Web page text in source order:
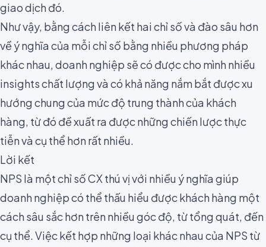
giao dịch đó.
Như vậy, bằng cách liên kết hai chỉ số và đào sâu hơn
về ý nghĩa của mỗi chỉ số bằng nhiều phương pháp
khác nhau, doanh nghiệp sẽ có được cho mình nhiều
insights chất lượng và có khả năng nắm bắt được xu
hướng chung của mức độ trung thành của khách
hàng, từ đó đề xuất ra được những chiến lược thực
tiễn và cụ thể hơn rất nhiều.
Lời kết
NPS là mộtchỉ số CXthú vị với nhiều ý nghĩa giúp
doanh nghiệp có thể thấu hiểu được khách hàng một
cách sâu sắc hơn trên nhiều góc độ, từ tổng quát, đến
cụ thể. Việc kết hợp những loại khác nhau của NPS từ